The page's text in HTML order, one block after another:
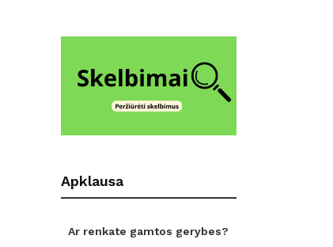
Apklausa
Ar renkate gamtos gerybes?